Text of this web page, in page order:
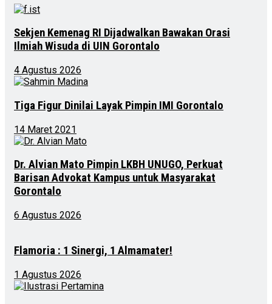
Sekjen Kemenag RI Dijadwalkan Bawakan Orasi
Ilmiah Wisuda di UIN Gorontalo
4 Agustus 2026
Tiga Figur Dinilai Layak Pimpin IMI Gorontalo
14 Maret 2021
Dr. Alvian Mato Pimpin LKBH UNUGO, Perkuat
Barisan Advokat Kampus untuk Masyarakat
Gorontalo
6 Agustus 2026
Flamoria : 1 Sinergi, 1 Almamater!
1 Agustus 2026